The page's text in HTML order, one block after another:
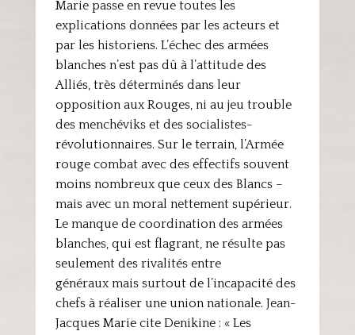
Marie passe en revue toutes les
explications données par les acteurs et
par les historiens. L’échec des armées
blanches n’est pas dû à l’attitude des
Alliés, très déterminés dans leur
opposition aux Rouges, ni au jeu trouble
des menchéviks et des socialistes-
révolutionnaires. Sur le terrain, l’Armée
rouge combat avec des effectifs souvent
moins nombreux que ceux des Blancs –
mais avec un moral nettement supérieur.
Le manque de coordination des armées
blanches, qui est flagrant, ne résulte pas
seulement des rivalités entre
généraux mais surtout de l’incapacité des
chefs à réaliser une union nationale. Jean-
Jacques Marie cite Denikine : « Les